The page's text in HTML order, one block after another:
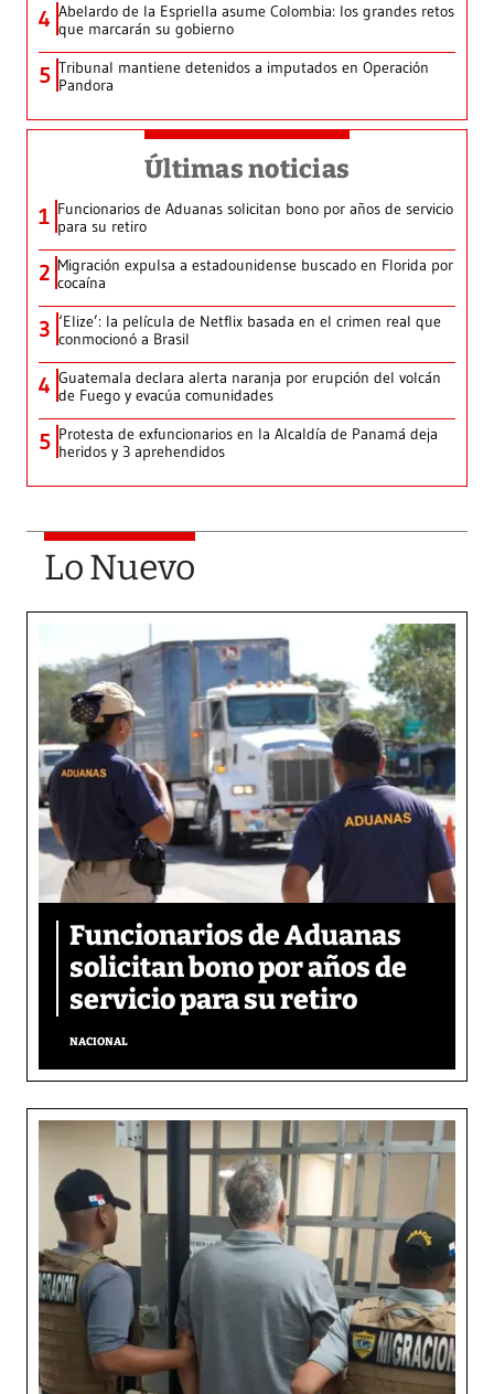
4 Abelardo de la Espriella asume Colombia: los grandes retos
que marcarán su gobierno
5 Tribunal mantiene detenidos a imputados en Operación
Pandora
Últimas noticias
1 Funcionarios de Aduanas solicitan bono por años de servicio
para su retiro
2 Migración expulsa a estadounidense buscado en Florida por
cocaína
3 ‘Elize’: la película de Netflix basada en el crimen real que
conmocionó a Brasil
4 Guatemala declara alerta naranja por erupción del volcán
de Fuego y evacúa comunidades
5 Protesta de exfuncionarios en la Alcaldía de Panamá deja
heridos y 3 aprehendidos
Lo Nuevo
Funcionarios de Aduanas
solicitan bono por años de
servicio para su retiro
NACIONAL